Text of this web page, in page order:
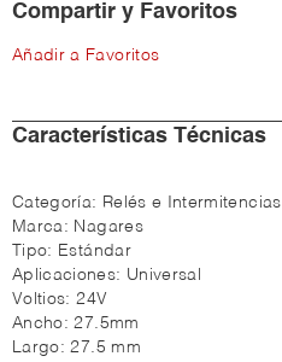
Compartir y Favoritos
Añadir a Favoritos
Características Técnicas
Categoría: Relés e Intermitencias
Marca: Nagares
Tipo: Estándar
Aplicaciones: Universal
Voltios:24V
Ancho:27.5mm
Largo:27.5 mm